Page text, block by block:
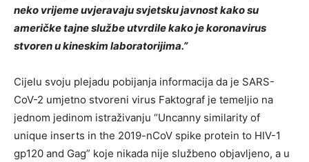
neko vrijeme uvjeravaju svjetsku javnost kako su
američke tajne službe utvrdile kako je koronavirus
stvoren u kineskim laboratorijima.”
Cijelu svoju plejadu pobijanja informacija da je SARS-
CoV-2 umjetno stvoreni virus Faktograf je temeljio na
jednom jedinom istraživanju “Uncanny similarity of
unique inserts in the 2019-nCoV spike protein to HIV-1
gp120 and Gag” koje nikada nije službeno objavljeno, a u